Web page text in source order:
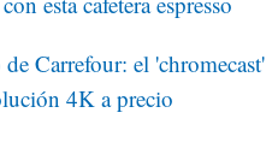
Carrefour: el 'chromecast'
4K a precio